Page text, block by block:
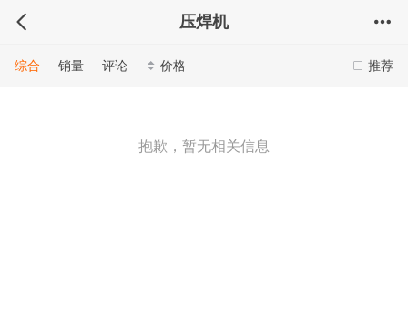
压焊机
推荐
综合 销量 评论 价格
抱歉，暂无相关信息